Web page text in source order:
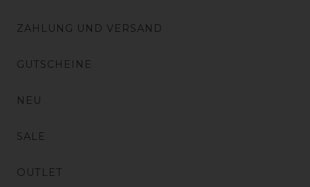
ZAHLUNG UND VERSAND
GUTSCHEINE
NEU
SALE
OUTLET